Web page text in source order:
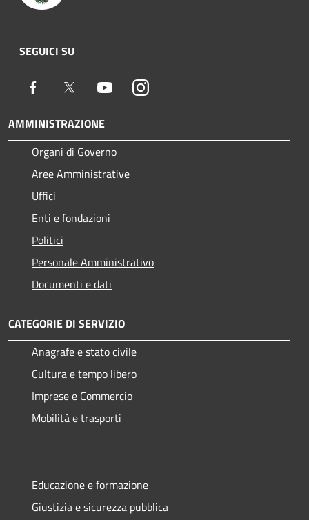
SEGUICI SU
Facebook Twitter YoutubeInstagram
AMMINISTRAZIONE
Organi di Governo
Aree Amministrative
Uffici
Enti e fondazioni
Politici
Personale Amministrativo
Documenti e dati
CATEGORIE DI SERVIZIO
Anagrafe e stato civile
Cultura e tempo libero
Imprese e Commercio
Mobilità e trasporti
Educazione e formazione
Giustizia e sicurezza pubblica